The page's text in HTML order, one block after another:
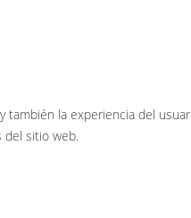
la experiencia del
del sitio web.